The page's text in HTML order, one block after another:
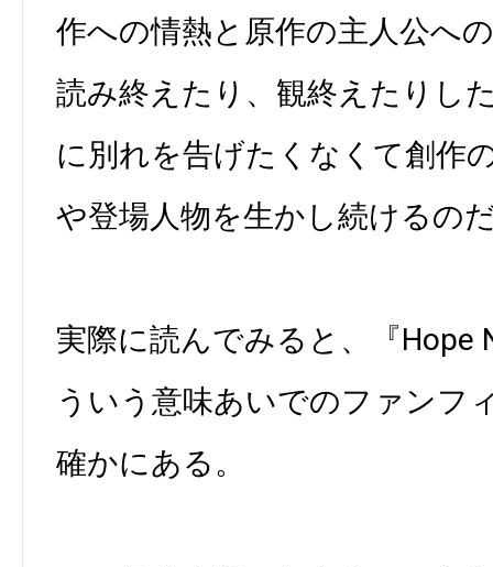
作への情熱と原作の主人公へ
読み終えたり、観終えたりし
に別れを告げたくなくて創作
や登場人物を生かし続けるの
実際に読んでみると、『Hope
ういう意味あいでのファンフ
確かにある。